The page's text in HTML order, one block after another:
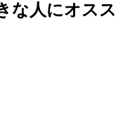
な人にオスス